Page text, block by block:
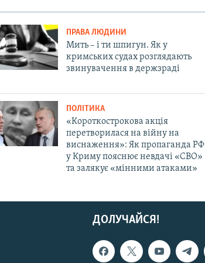
ПРАВА ЛЮДИНИ
Мить – і ти шпигун. Як у
кримських судах розглядають
звинувачення в держзраді
ПОЛІТИКА
«Короткострокова акція
перетворилася на війну на
виснаження»: Як пропаганда РФ
у Криму пояснює невдачі «СВО»
та залякує «мінними атаками»
ДОЛУЧАЙСЯ!